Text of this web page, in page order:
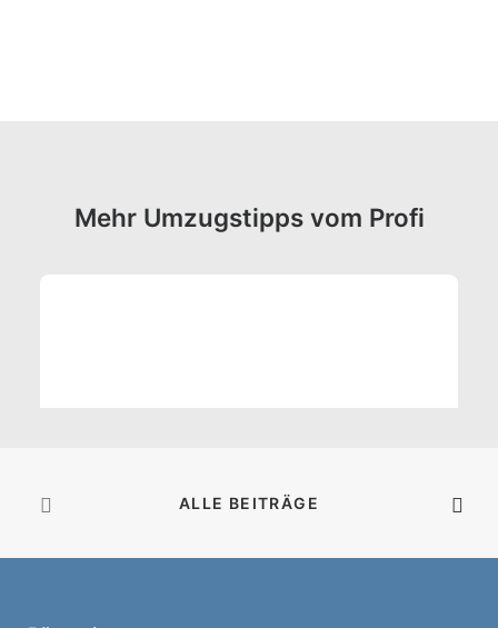
Mehr Umzugstipps vom Profi
ALLE BEITRÄGE